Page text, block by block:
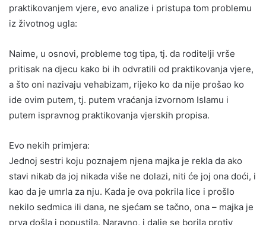
praktikovanjem vjere, evo analize i pristupa tom problemu
iz životnog ugla:
Naime, u osnovi, probleme tog tipa, tj. da roditelji vrše
pritisak na djecu kako bi ih odvratili od praktikovanja vjere,
a što oni nazivaju vehabizam, rijeko ko da nije prošao ko
ide ovim putem, tj. putem vraćanja izvornom Islamu i
putem ispravnog praktikovanja vjerskih propisa.
Evo nekih primjera:
Jednoj sestri koju poznajem njena majka je rekla da ako
stavi nikab da joj nikada više ne dolazi, niti će joj ona doći, i
kao da je umrla za nju. Kada je ova pokrila lice i prošlo
nekilo sedmica ili dana, ne sjećam se tačno, ona – majka je
prva došla i popustila. Naravno, i dalje se borila protiv